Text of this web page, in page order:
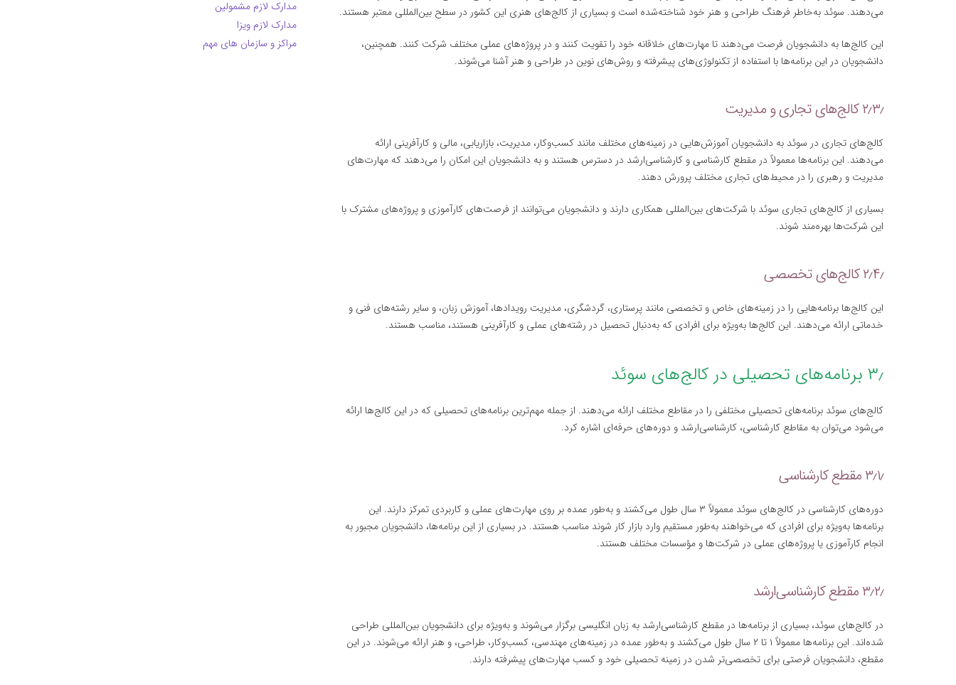
می‌دهند. سوئد به‌خاطر فرهنگ طراحی و هنر خود شناخته‌شده است و بسیاری از کالج‌های هنری این کشور در سطح بین‌المللی معتبر هستند.
این کالج‌ها به دانشجویان فرصت می‌دهند تا مهارت‌های خلاقانه خود را تقویت کنند و در پروژه‌های عملی مختلف شرکت کنند. همچنین،
دانشجویان در این برنامه‌ها با استفاده از تکنولوژی‌های پیشرفته و روش‌های نوین در طراحی و هنر آشنا می‌شوند.
۲٫۳٫ کالج‌های تجاری و مدیریت
کالج‌های تجاری در سوئد به دانشجویان آموزش‌هایی در زمینه‌های مختلف مانند کسب‌وکار، مدیریت، بازاریابی، مالی و کارآفرینی ارائه
می‌دهند. این برنامه‌ها معمولاً در مقطع کارشناسی و کارشناسی‌ارشد در دسترس هستند و به دانشجویان این امکان را می‌دهند که مهارت‌های
مدیریت و رهبری را در محیط‌های تجاری مختلف پرورش دهند.
بسیاری از کالج‌های تجاری سوئد با شرکت‌های بین‌المللی همکاری دارند و دانشجویان می‌توانند از فرصت‌های کارآموزی و پروژه‌های مشترک با
این شرکت‌ها بهره‌مند شوند.
۲٫۴٫ کالج‌های تخصصی
این کالج‌ها برنامه‌هایی را در زمینه‌های خاص و تخصصی مانند پرستاری، گردشگری، مدیریت رویدادها، آموزش زبان، و سایر رشته‌های فنی و
خدماتی ارائه می‌دهند. این کالج‌ها به‌ویژه برای افرادی که به‌دنبال تحصیل در رشته‌های عملی و کارآفرینی هستند، مناسب هستند.
۳٫ برنامه‌های تحصیلی در کالج‌های سوئد
کالج‌های سوئد برنامه‌های تحصیلی مختلفی را در مقاطع مختلف ارائه می‌دهند. از جمله مهم‌ترین برنامه‌های تحصیلی که در این کالج‌ها ارائه
می‌شود می‌توان به مقاطع کارشناسی، کارشناسی‌ارشد و دوره‌های حرفه‌ای اشاره کرد.
۳٫۱٫ مقطع کارشناسی
دوره‌های کارشناسی در کالج‌های سوئد معمولاً ۳ سال طول می‌کشند و به‌طور عمده بر روی مهارت‌های عملی و کاربردی تمرکز دارند. این
برنامه‌ها به‌ویژه برای افرادی که می‌خواهند به‌طور مستقیم وارد بازار کار شوند مناسب هستند. در بسیاری از این برنامه‌ها، دانشجویان مجبور به
انجام کارآموزی یا پروژه‌های عملی در شرکت‌ها و مؤسسات مختلف هستند.
۳٫۲٫ مقطع کارشناسی‌ارشد
در کالج‌های سوئد، بسیاری از برنامه‌ها در مقطع کارشناسی‌ارشد به زبان انگلیسی برگزار می‌شوند و به‌ویژه برای دانشجویان بین‌المللی طراحی
شده‌اند. این برنامه‌ها معمولاً ۱ تا ۲ سال طول می‌کشند و به‌طور عمده در زمینه‌های مهندسی، کسب‌وکار، طراحی، و هنر ارائه می‌شوند. در این
مقطع، دانشجویان فرصتی برای تخصصی‌تر شدن در زمینه تحصیلی خود و کسب مهارت‌های پیشرفته دارند.
مدارک لازم مشمولین
مدارک لازم ویزا
مراکز و سازمان های مهم